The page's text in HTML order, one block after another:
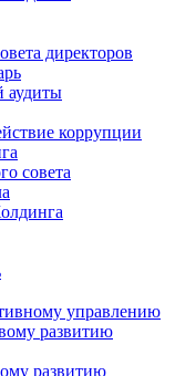
директоров
аудиты
коррупции
совета
управлению
развитию
развитию